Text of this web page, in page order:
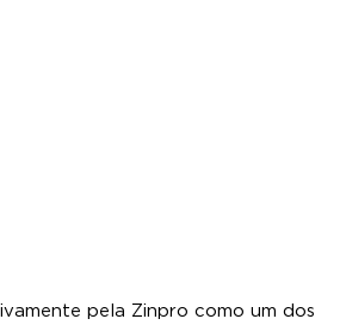
pela Zinpro como um dos